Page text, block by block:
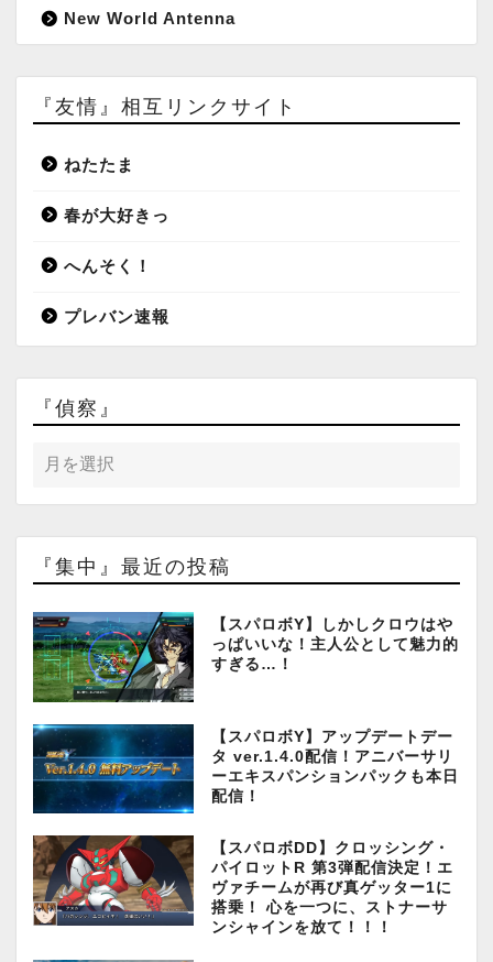
New World Antenna
『友情』相互リンクサイト
ねたたま
春が大好きっ
へんそく！
プレバン速報
『偵察』
『集中』最近の投稿
【スパロボY】しかしクロウはや
っぱいいな！主人公として魅力的
すぎる…！
【スパロボY】アップデートデー
タ ver.1.4.0配信！アニバーサリ
ーエキスパンションパックも本日
配信！
【スパロボDD】クロッシング・
パイロットR 第3弾配信決定！エ
ヴァチームが再び真ゲッター1に
搭乗！ 心を一つに、ストナーサ
ンシャインを放て！！！